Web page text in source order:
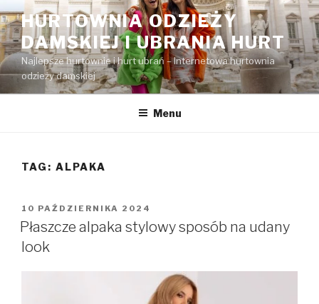
Przejdź
do
treści
HURTOWNIA ODZIEŻY
DAMSKIEJ I UBRANIA HURT
Najlepsze hurtownie i hurt ubrań – Internetowa hurtownia
odzieży damskiej
Menu
TAG: ALPAKA
OPUBLIKOWANE
W
10 PAŹDZIERNIKA 2024
Płaszcze alpaka stylowy sposób na udany
look